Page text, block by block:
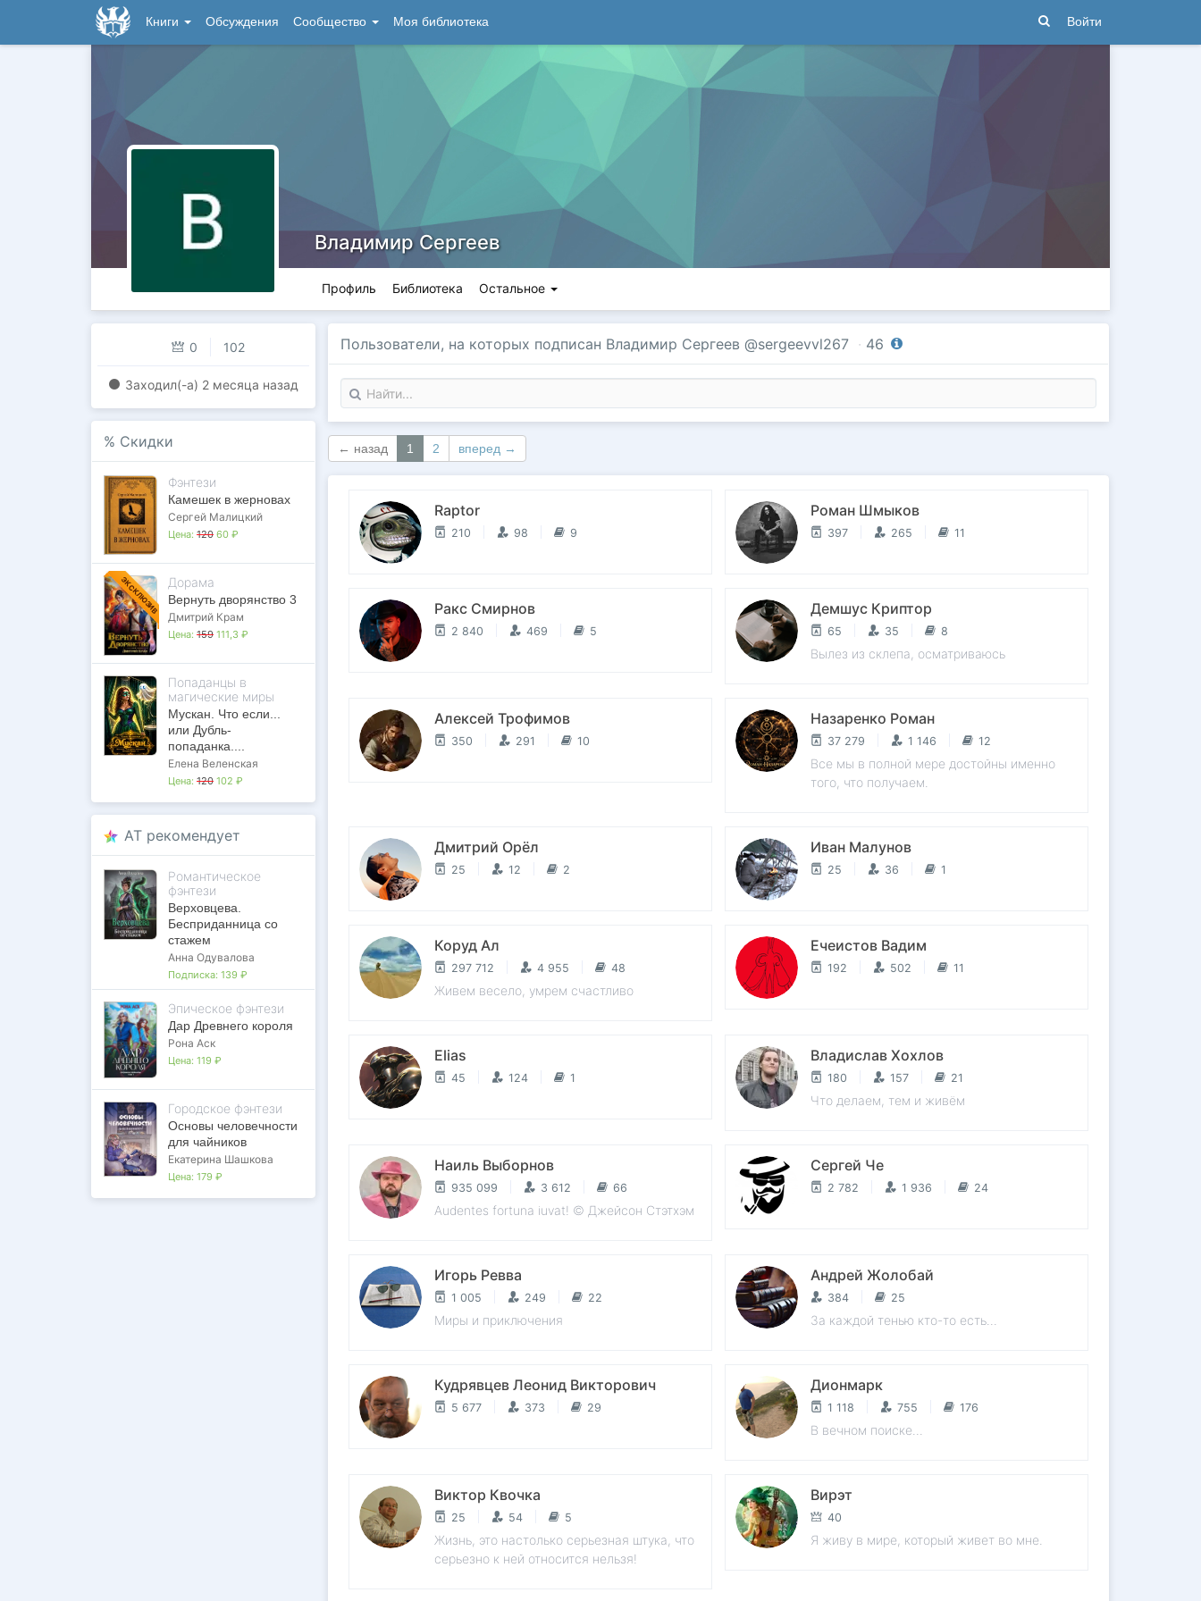
Книги Обсуждения Сообщество Моя библиотека Войти
Владимир Сергеев
Профиль Библиотека Остальное
0 102
Заходил(-a) 2 месяца назад
% Скидки
Фэнтези
Камешек в жерновах
Сергей Малицкий
Цена: 120 60 ₽
ЭКСКЛЮЗИВ Дорама
Вернуть дворянство 3
Дмитрий Крам
Цена: 159 111,3 ₽
Попаданцы в
магические миры
Мускан. Что если...
или Дубль-
попаданка....
Елена Веленская
Цена: 120 102 ₽
AT рекомендует
Романтическое
фэнтези
Верховцева.
Бесприданница со
стажем
Анна Одувалова
Подписка: 139 ₽
Эпическое фэнтези
Дар Древнего короля
Рона Аск
Цена: 119 ₽
Городское фэнтези
Основы человечности
для чайников
Екатерина Шашкова
Цена: 179 ₽
Пользователи, на которых подписан Владимир Сергеев @sergeevvl267 · 46
← назад 1 2 вперед →
Raptor
210 98 9
Роман Шмыков
397 265 11
Ракс Смирнов
2 840 469 5
Демшус Криптор
65 35 8
Вылез из склепа, осматриваюсь
Алексей Трофимов
350 291 10
Назаренко Роман
37 279 1 146 12
Все мы в полной мере достойны именно
того, что получаем.
Дмитрий Орёл
25 12 2
Иван Малунов
25 36 1
Коруд Ал
297 712 4 955 48
Живем весело, умрем счастливо
Ечеистов Вадим
192 502 11
Elias
45 124 1
Владислав Хохлов
180 157 21
Что делаем, тем и живём
Наиль Выборнов
935 099 3 612 66
Audentes fortuna iuvat! © Джейсон Стэтхэм
Сергей Че
2 782 1 936 24
Игорь Ревва
1 005 249 22
Миры и приключения
Андрей Жолобай
384 25
За каждой тенью кто-то есть...
Кудрявцев Леонид Викторович
5 677 373 29
Дионмарк
1 118 755 176
В вечном поиске...
Виктор Квочка
25 54 5
Жизнь, это настолько серьезная штука, что
серьезно к ней относится нельзя!
Вирэт
40
Я живу в мире, который живет во мне.